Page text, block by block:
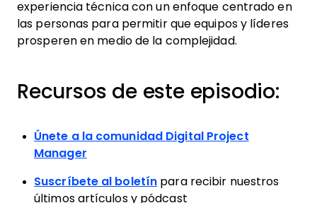
experiencia técnica con un enfoque centrado en
las personas para permitir que equipos y líderes
prosperen en medio de la complejidad.
Recursos de este episodio:
Únete a la comunidad Digital Project
Manager
Suscríbete al boletín para recibir nuestros
últimos artículos y pódcast